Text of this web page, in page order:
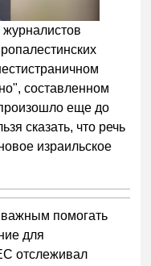
журналистов
составленном
еще до
сказать, что речь
израильское
важным помогать
для
отслеживал